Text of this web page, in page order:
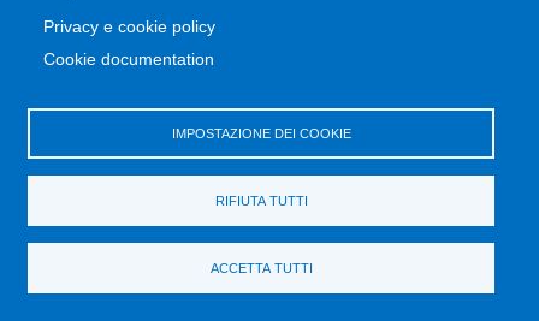
Privacy e cookie policy
Cookie documentation
IMPOSTAZIONE DEI COOKIE
RIFIUTA TUTTI
ACCETTA TUTTI
MENÙ FOOTER 1
Accessibility statement
Privacy and cookie policy
Transparent administration
Change your mind on cookies